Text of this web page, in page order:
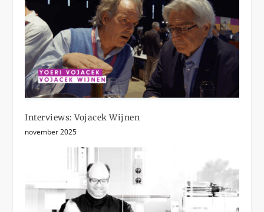
Interviews: Vojacek Wijnen
november 2025